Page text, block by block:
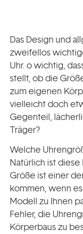
Das Design und
zweifellos
Uhr. o wichtig,
stellt, ob die
zum eigenen
vielleicht doch
Gegenteil,
Träger?
Welche
Natürlich ist
Größe ist einer
kommen, wenn
Modell zu Ihnen
Fehler, die
Körperbaus zu